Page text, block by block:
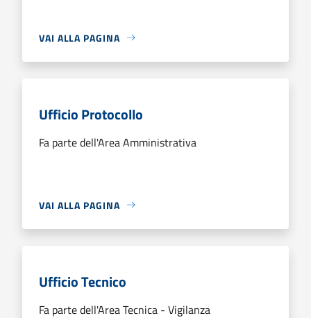
VAI ALLA PAGINA
Ufficio Protocollo
Fa parte dell'Area Amministrativa
VAI ALLA PAGINA
Ufficio Tecnico
Fa parte dell'Area Tecnica - Vigilanza